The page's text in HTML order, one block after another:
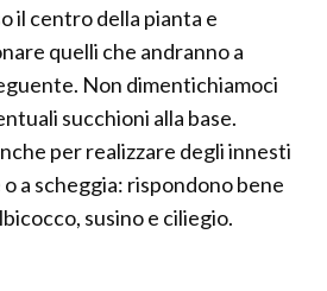
il centro della pianta e
quelli che andranno a
Non dimentichiamoci
succhioni alla base.
per realizzare degli innesti
a scheggia: rispondono bene
susino e ciliegio.